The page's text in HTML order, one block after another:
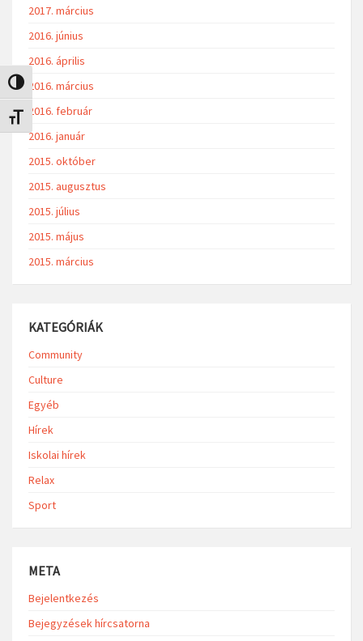
Nagy kontraszt váltása
Betűméret váltása
2017. március
2016. június
2016. április
2016. március
2016. február
2016. január
2015. október
2015. augusztus
2015. július
2015. május
2015. március
KATEGÓRIÁK
Community
Culture
Egyéb
Hírek
Iskolai hírek
Relax
Sport
META
Bejelentkezés
Bejegyzések hírcsatorna